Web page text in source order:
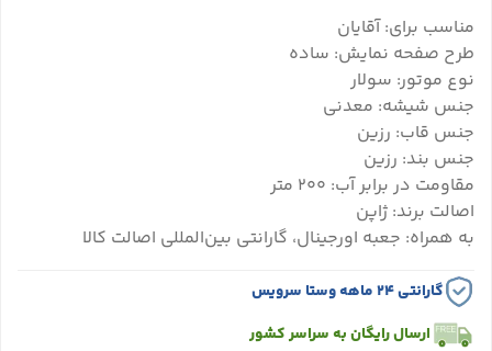
مناسب برای: آقایان
طرح صفحه نمایش: ساده
نوع موتور: سولار
جنس شیشه: معدنی
جنس قاب: رزین
جنس بند: رزین
مقاومت در برابر آب: 200 متر
اصالت برند: ژاپن
به همراه: جعبه اورجینال، گارانتی بین‌المللی اصالت کالا
گارانتی ۲۴ ماهه وستا سرویس
ارسال رایگان به سراسر کشور